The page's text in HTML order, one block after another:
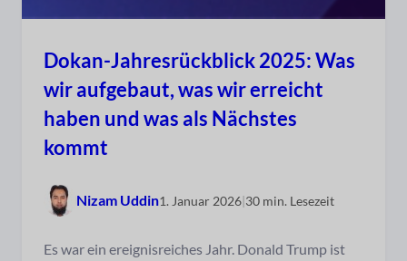
Dokan-Jahresrückblick 2025: Was
wir aufgebaut, was wir erreicht
haben und was als Nächstes
kommt
Nizam Uddin1. Januar 2026|30 min. Lesezeit
Es war ein ereignisreiches Jahr. Donald Trump ist